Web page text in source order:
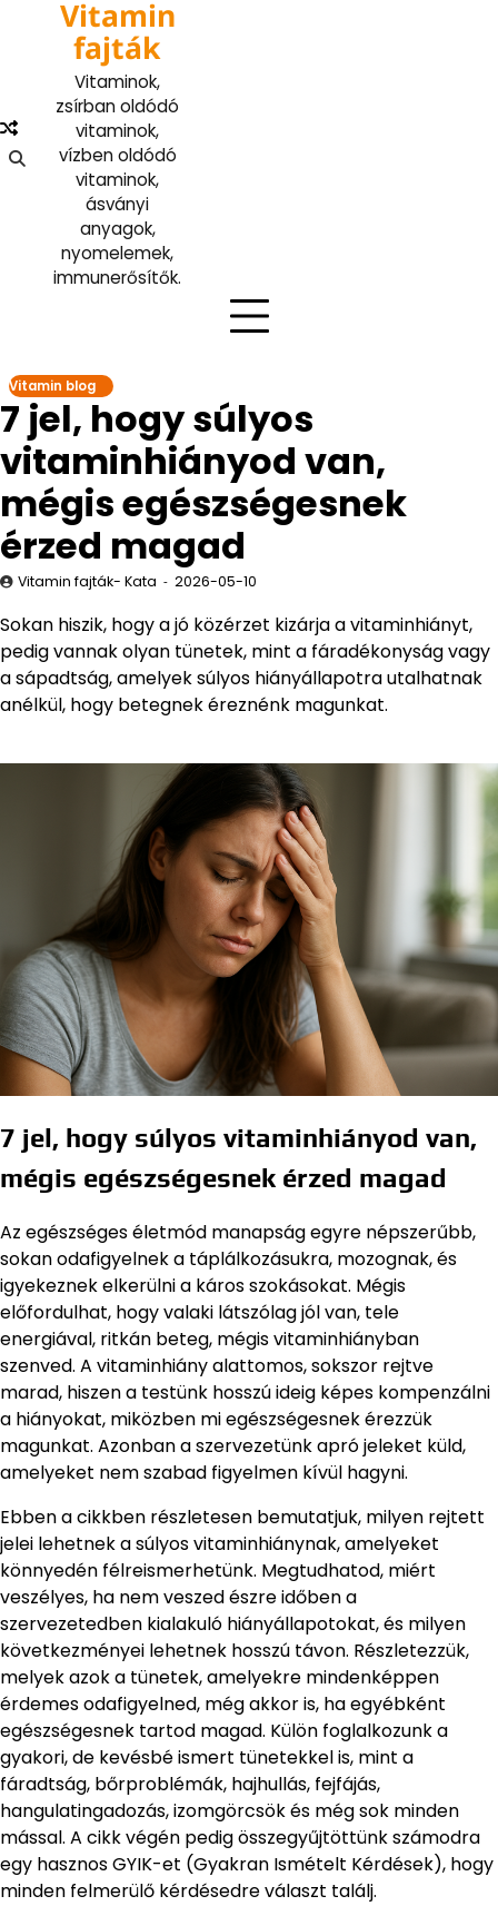
Vitamin
fajták
Vitaminok,
zsírban oldódó
vitaminok,
vízben oldódó
vitaminok,
ásványi
anyagok,
nyomelemek,
immunerősítők.
Vitamin blog
7 jel, hogy súlyos
vitaminhiányod van,
mégis egészségesnek
érzed magad
Vitamin fajták- Kata 2026-05-10
Sokan hiszik, hogy a jó közérzet kizárja a vitaminhiányt,
pedig vannak olyan tünetek, mint a fáradékonyság vagy
a sápadtság, amelyek súlyos hiányállapotra utalhatnak
anélkül, hogy betegnek éreznénk magunkat.
7 jel, hogy súlyos vitaminhiányod van,
mégis egészségesnek érzed magad
Az egészséges életmód manapság egyre népszerűbb,
sokan odafigyelnek a táplálkozásukra, mozognak, és
igyekeznek elkerülni a káros szokásokat. Mégis
előfordulhat, hogy valaki látszólag jól van, tele
energiával, ritkán beteg, mégis vitaminhiányban
szenved. A vitaminhiány alattomos, sokszor rejtve
marad, hiszen a testünk hosszú ideig képes kompenzálni
a hiányokat, miközben mi egészségesnek érezzük
magunkat. Azonban a szervezetünk apró jeleket küld,
amelyeket nem szabad figyelmen kívül hagyni.
Ebben a cikkben részletesen bemutatjuk, milyen rejtett
jelei lehetnek a súlyos vitaminhiánynak, amelyeket
könnyedén félreismerhetünk. Megtudhatod, miért
veszélyes, ha nem veszed észre időben a
szervezetedben kialakuló hiányállapotokat, és milyen
következményei lehetnek hosszú távon. Részletezzük,
melyek azok a tünetek, amelyekre mindenképpen
érdemes odafigyelned, még akkor is, ha egyébként
egészségesnek tartod magad. Külön foglalkozunk a
gyakori, de kevésbé ismert tünetekkel is, mint a
fáradtság, bőrproblémák, hajhullás, fejfájás,
hangulatingadozás, izomgörcsök és még sok minden
mással. A cikk végén pedig összegyűjtöttünk számodra
egy hasznos GYIK-et (Gyakran Ismételt Kérdések), hogy
minden felmerülő kérdésedre választ találj.